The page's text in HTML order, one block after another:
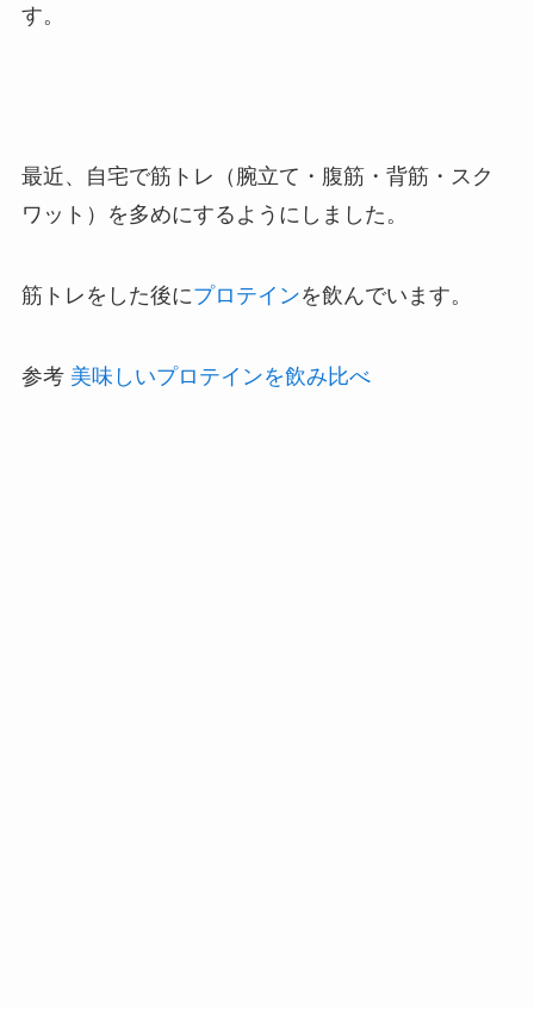
す。
最近、
自宅で筋トレ（腕立て・腹筋・背筋・スク
ワット）
を多めにするようにしました。
筋トレをした後にプロテインを飲んでいます。
参考 美味しいプロテインを飲み比べ